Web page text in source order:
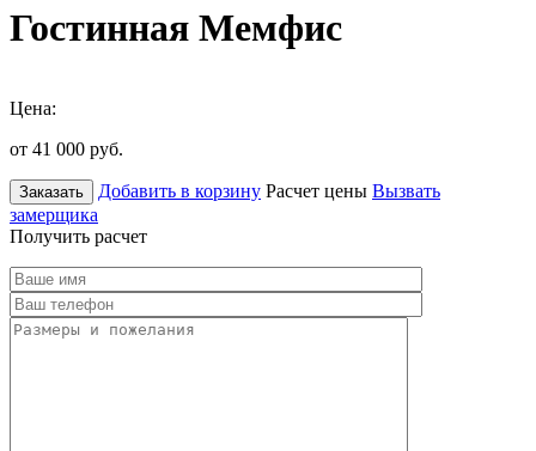
Гостинная Мемфис
Цена:
от 41 000 руб.
Заказать Добавить в корзину Расчет цены Вызвать
замерщика
Получить расчет